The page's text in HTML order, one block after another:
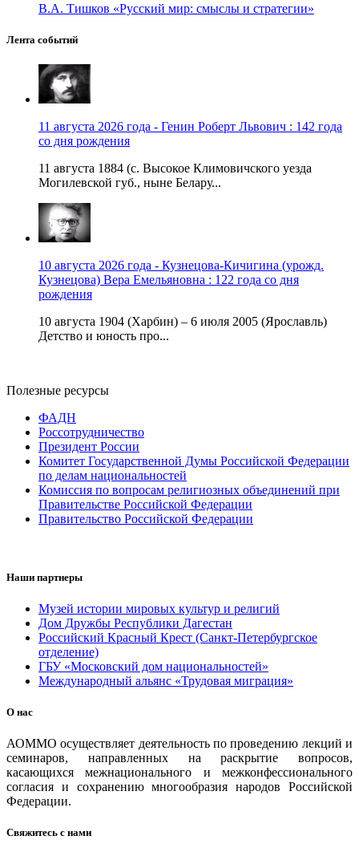
В.А. Тишков «Русский мир: смыслы и стратегии»
Лента событий
11 августа 2026 года - Генин Роберт Львович : 142 года
со дня рождения
11 августа 1884 (с. Высокое Климовичского уезда
Могилевской губ., ныне Белару...
10 августа 2026 года - Кузнецова-Кичигина (урожд.
Кузнецова) Вера Емельяновна : 122 года со дня
рождения
10 августа 1904 (Харбин) – 6 июля 2005 (Ярославль)
Детство и юность про...
Полезные ресурсы
ФАДН
Россотрудничество
Президент России
Комитет Государственной Думы Российской Федерации
по делам национальностей
Комиссия по вопросам религиозных объединений при
Правительстве Российской Федерации
Правительство Российской Федерации
Наши партнеры
Музей истории мировых культур и религий
Дом Дружбы Республики Дагестан
Российский Красный Крест (Санкт-Петербургское
отделение)
ГБУ «Московский дом национальностей»
Международный альянс «Трудовая миграция»
О нас
АОММО осуществляет деятельность по проведению лекций и
семинаров, направленных на раскрытие вопросов,
касающихся межнационального и межконфессионального
согласия и сохранению многообразия народов Российской
Федерации.
Свяжитесь с нами